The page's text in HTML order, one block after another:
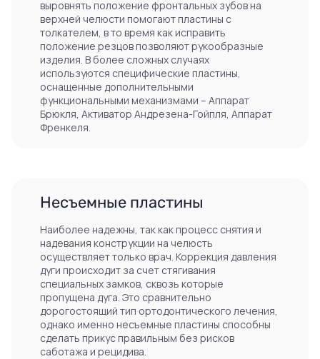
выровнять положение фронтальных зубов на
верхней челюсти помогают пластины с
толкателем, в то время как исправить
положение резцов позволяют рукообразные
изделия. В более сложных случаях
используются специфические пластины,
оснащенные дополнительными
функциональными механизмами – Аппарат
Брюкля, Активатор Андрезена-Гойпля, Аппарат
Френкеля.
Несъемные пластины
Наиболее надежны, так как процесс снятия и
надевания конструкции на челюсть
осуществляет только врач. Коррекция давления
дуги происходит за счет стягивания
специальных замков, сквозь которые
пропущена дуга. Это сравнительно
дорогостоящий тип ортодонтического лечения,
однако именно несъемные пластины способны
сделать прикус правильным без рисков
саботажа и рецидива.